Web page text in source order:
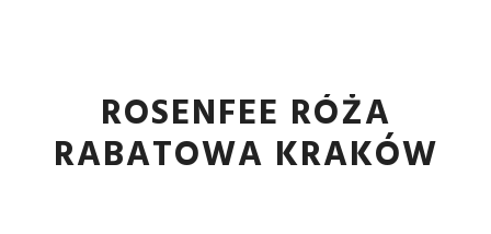
ROSENFEE RÓŻA
RABATOWA KRAKÓW